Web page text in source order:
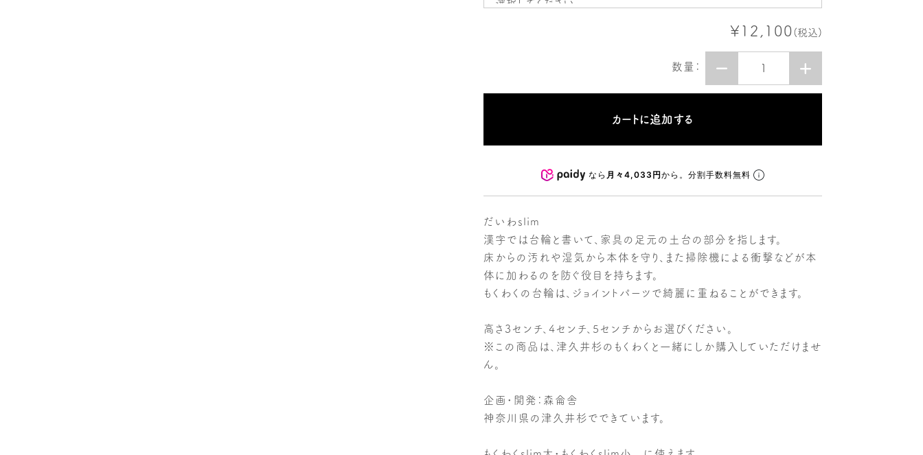
¥12,100 (税込)
数量：
なら 月々4,033円から。分割手数料無料
だいわslim
漢字では台輪と書いて、家具の足元の土台の部分を指します。
床からの汚れや湿気から本体を守り、また掃除機による衝撃などが本
体に加わるのを防ぐ役目を持ちます。
もくわくの台輪は、ジョイントパーツで綺麗に重ねることができます。
高さ3センチ、4センチ、5センチからお選びください。
※この商品は、津久井杉のもくわくと一緒にしか購入していただけませ
ん。
企画・開発：森侖舎
神奈川県の津久井杉でできています。